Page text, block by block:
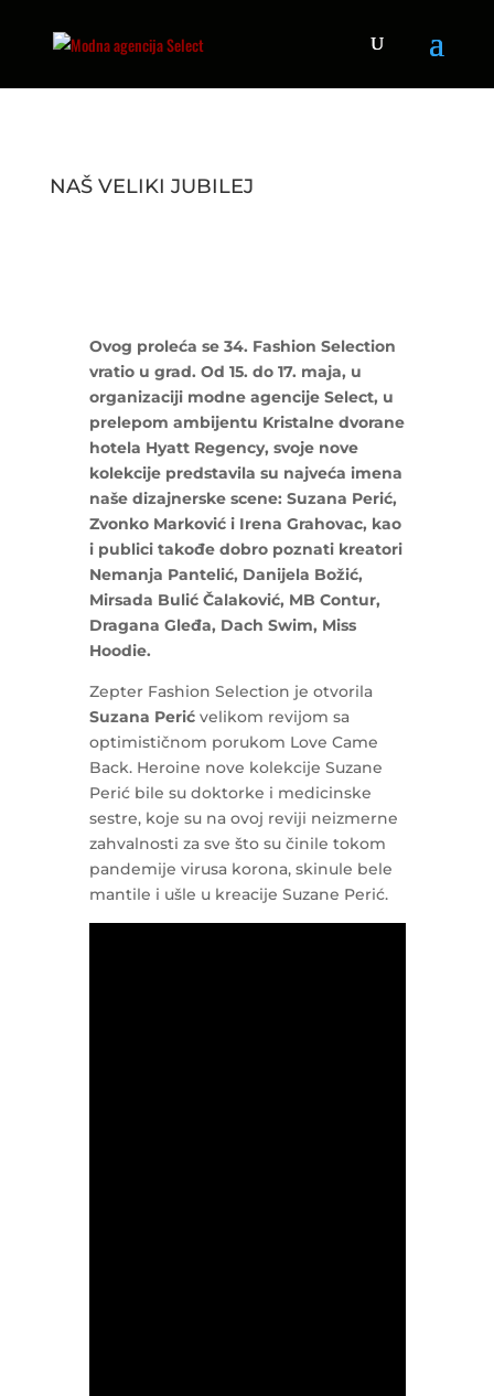
NAŠ VELIKI JUBILEJ
Ovog proleća se 34. Fashion Selection
vratio u grad. Od 15. do 17. maja, u
organizaciji modne agencije Select, u
prelepom ambijentu Kristalne dvorane
hotela Hyatt Regency, svoje nove
kolekcije predstavila su najveća imena
naše dizajnerske scene: Suzana Perić,
Zvonko Marković i Irena Grahovac, kao
i publici takođe dobro poznati kreatori
Nemanja Pantelić, Danijela Božić,
Mirsada Bulić Čalaković, MB Contur,
Dragana Gleđa, Dach Swim, Miss
Hoodie.
Zepter Fashion Selection je otvorila
Suzana Perićvelikom revijom sa
optimističnom porukom Love Came
Back. Heroine nove kolekcije Suzane
Perić bile su doktorke i medicinske
sestre, koje su na ovoj reviji neizmerne
zahvalnosti za sve što su činile tokom
pandemije virusa korona, skinule bele
mantile i ušle u kreacije Suzane Perić.